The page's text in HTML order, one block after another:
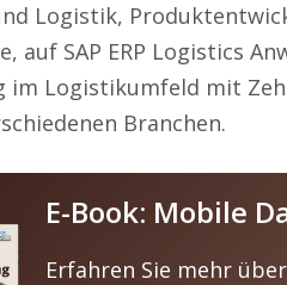
Logistik,
auf SAP ERP Logistics
im Logistikumfeld mit
Branchen.
E-Book: Mobile
Erfahren Sie mehr